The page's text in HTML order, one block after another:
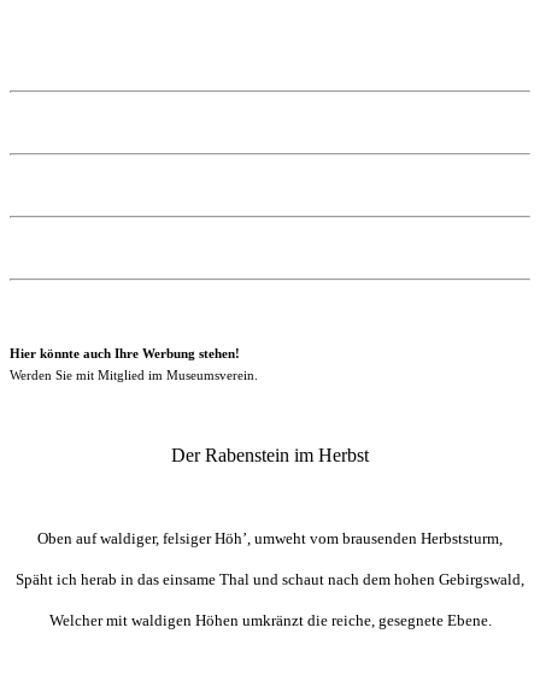
Hier könnte auch Ihre Werbung stehen!
Werden Sie mit Mitglied im Museumsverein.
Der Rabenstein im Herbst
Oben auf waldiger, felsiger Höh’, umweht vom brausenden Herbststurm,
Späht ich herab in das einsame Thal und schaut nach dem hohen Gebirgswald,
Welcher mit waldigen Höhen umkränzt die reiche, gesegnete Ebene.